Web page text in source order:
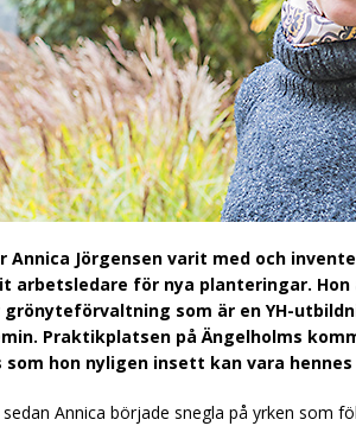
Annica Jörgensen varit med och
arbetsledare för nya planteringar.
som är en YH-
Praktikplatsen på Ängelholms
som hon nyligen insett kan vara
Annica började snegla på yrken som